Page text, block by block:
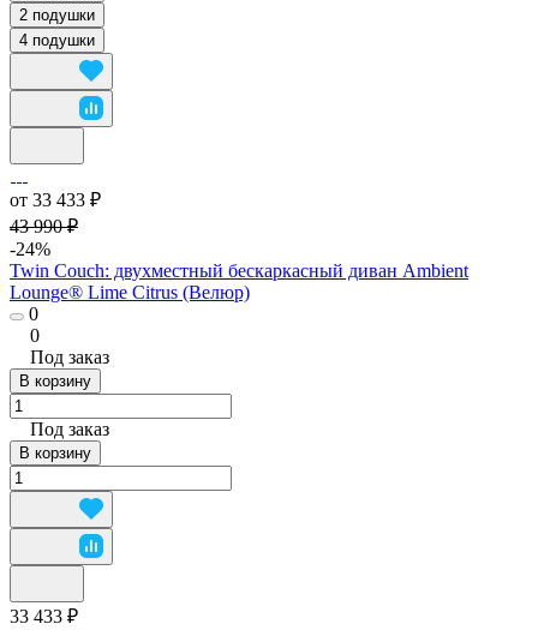
2 подушки
4 подушки
от 33 433 ₽
43 990 ₽
-24%
Twin Couch: двухместный бескаркасный диван Ambient
Lounge® Lime Citrus (Велюр)
0
0
Под заказ
В корзину
Под заказ
В корзину
33 433 ₽